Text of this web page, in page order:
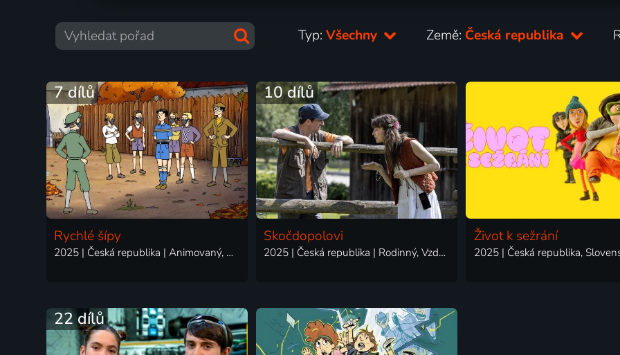
Typ:Všechny Země: Česká republika
7 dílů
Rychlé šípy
2025 | Česká republika | Animovaný, Rodinný
10 dílů
Skočdopolovi
2025 | Česká republika | Rodinný, Vzdělávací
Život k sežrání
22 dílů